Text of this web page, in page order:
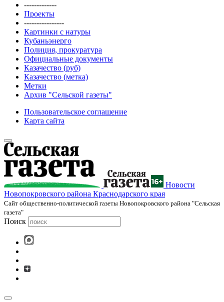
-------------
Проекты
----------------
Картинки с натуры
Кубаньэнерго
Полиция, прокуратура
Официальные документы
Казачество (руб)
Казачество (метка)
Метки
Архив "Сельской газеты"
Пользовательское соглашение
Карта сайта
Новости
Новопокровского района Краснодарского края
Cайт общественно-политической газеты Новопокровского района "Сельская
газета"
Поиск